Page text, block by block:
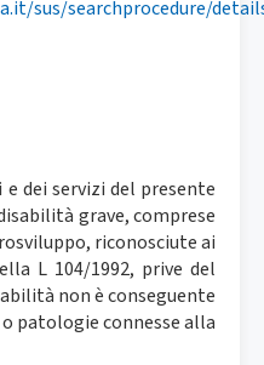
sus/searchprocedure/
dei servizi del presente
grave, comprese
riconosciute ai
L 104/1992, prive del
non è conseguente
patologie connesse alla